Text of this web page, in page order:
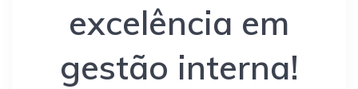
excelência em
gestão interna!